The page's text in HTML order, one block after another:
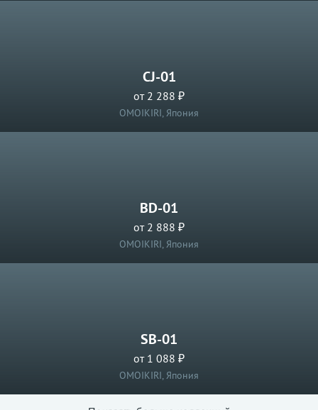
CJ-01
от 2 288 ₽
OMOIKIRI, Япония
BD-01
от 2 888 ₽
OMOIKIRI, Япония
SB-01
от 1 088 ₽
OMOIKIRI, Япония